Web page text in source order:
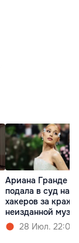
Ариана Гранде
подала в суд на
хакеров за кражу
неизданной
28 Июл. 22:02